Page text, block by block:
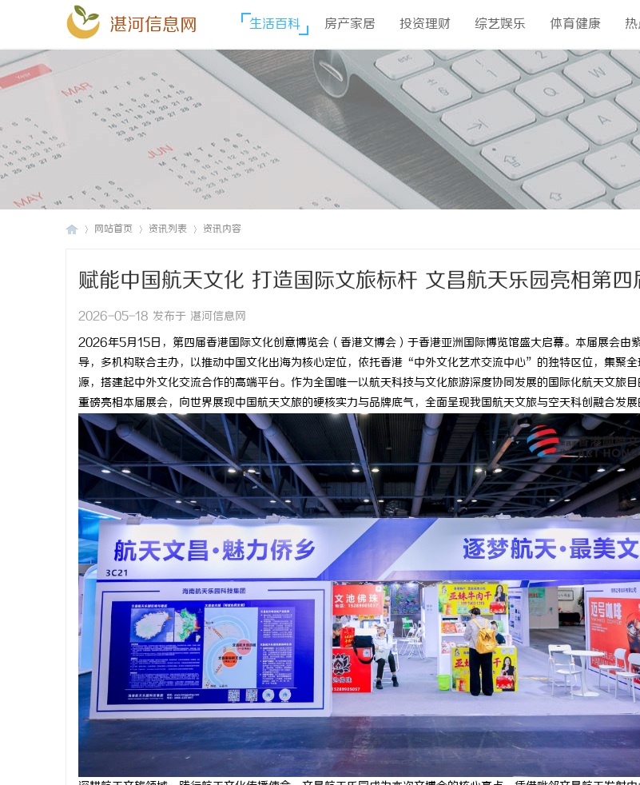
湛河信息网 生活百科 房产家居 投资理财 综艺娱乐 体育健康
网站首页 资讯列表 资讯内容
赋能中国航天文化 打造国际文旅标杆 文昌航天乐园亮相第四
会 启动 LOGO 全球发布
2026-05-18 发布于 湛河信息网
2026年5月15日，第四届香港国际文化创意博览会（香港文博会）于香港亚洲国际博览馆盛大启幕。本届展会由
导，多机构联合主办，以推动中国文化出海为核心定位，依托香港“中外文化艺术交流中心”的独特区位，集聚全
源，搭建起中外文化交流合作的高端平台。作为全国唯一以航天科技与文化旅游深度协同发展的国际化航天文旅
重磅亮相本届展会，向世界展现中国航天文旅的硬核实力与品牌底气，全面呈现我国航天文旅与空天科创融合发展
武汉配眼镜 上海配眼镜 新款手持式激光清洗机：高效清洁的新时代 探秘昆明私家侦探
护